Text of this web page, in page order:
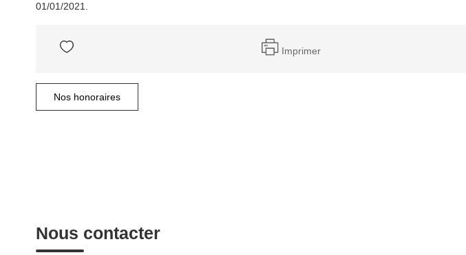
01/01/2021.
Imprimer
Nos honoraires
Nous contacter